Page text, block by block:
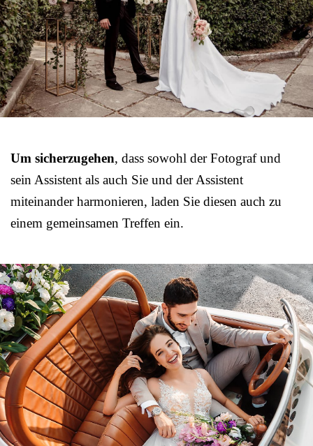
Um sicherzugehen, dass sowohl der Fotograf und
sein Assistent als auch Sie und der Assistent
miteinander harmonieren, laden Sie diesen auch zu
einem gemeinsamen Treffen ein.